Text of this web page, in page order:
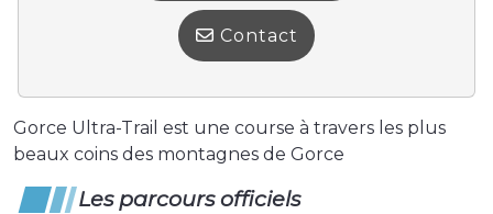
Contact
Gorce Ultra-Trail est une course à travers les plus
beaux coins des montagnes de Gorce
Les parcours officiels